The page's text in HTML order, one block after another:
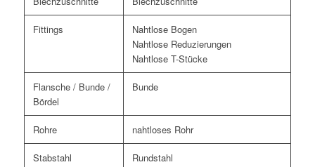
Fittings
Nahtlose Bogen
Nahtlose Reduzierungen
Nahtlose T-Stücke
Flansche / Bunde /
Bördel
Bunde
Rohre nahtloses Rohr
Stabstahl Rundstahl